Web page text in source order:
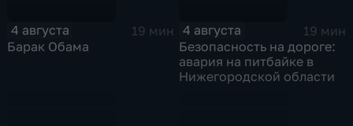
4 августа
19 мин
Барак Обама
4 августа
19 мин
Безопасность на дороге:
авария на питбайке в
Нижегородской области